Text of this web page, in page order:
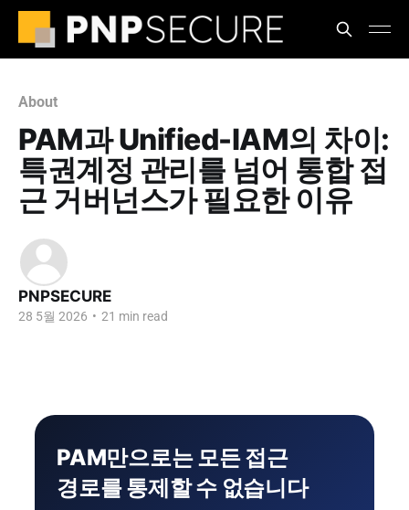
About
PAM과 Unified-IAM의 차이:
특권계정 관리를 넘어 통합 접
근 거버넌스가 필요한 이유
PNPSECURE
28 5월 2026 • 21 min read
PAM만으로는 모든 접근
경로를 통제할 수 없습니다